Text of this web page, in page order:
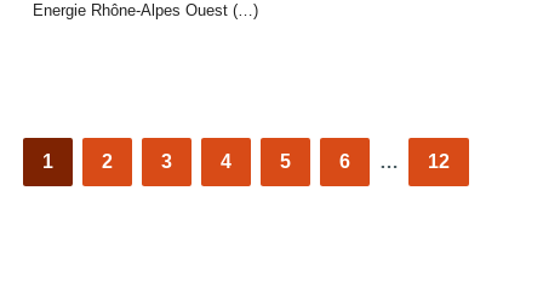
Energie Rhône-Alpes Ouest (…)
1 2 3 4 5 6 … 12